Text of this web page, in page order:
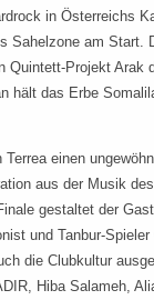
in Österreichs
Sahelzone am Start.
Quintett-Projekt Arak
hält das Erbe
einen
aus der Musik des
gestaltet der
und Tanbur-Spieler
die Clubkultur
Hiba Salameh,